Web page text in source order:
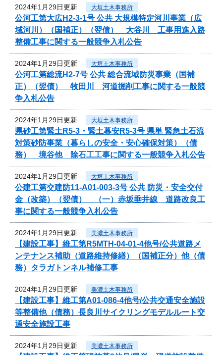
2024年1月29日更新 大垣土木事務所
公河工第大広H2-3-1号 公共 大規模特定河川事業（広
域河川）（国補正）（翌債） 大谷川 工事用進入路
整備工事に関する一般競争入札公告
2024年1月29日更新 大垣土木事務所
公河工第総流H2-7号 公共 総合流域防災事業（国補
正）（翌債） 牧田川 河道掘削工事に関する一般競
争入札公告
2024年1月29日更新 大垣土木事務所
県砂工第緊土R5-3・緊土暮安R5-3号 県単 緊急土石流
対策砂防事業（暮らしの安全・安心確保対策）（債
務） 境谷他 除石工工事に関する一般競争入札公告
2024年1月29日更新 大垣土木事務所
公建工第交建防11-A01-003-3号 公共 防災・安全交付
金（改築）（翌債） （一）赤坂垂井線 道路改良工
事に関する一般競争入札公告
2024年1月29日更新 美濃土木事務所
【建設工事】維工第R5MTH-04-01-4他号/公共道路メ
ンテナンス補助（道路維持修繕）（国補正分）他（債
務）タラガトンネル補修工事
2024年1月29日更新 美濃土木事務所
【建設工事】維工第A01-086-4他号/公共交通安全施設
等整備他（債務）長良川サイクリングモデルルート交
通安全施設工事
2024年1月29日更新 美濃土木事務所